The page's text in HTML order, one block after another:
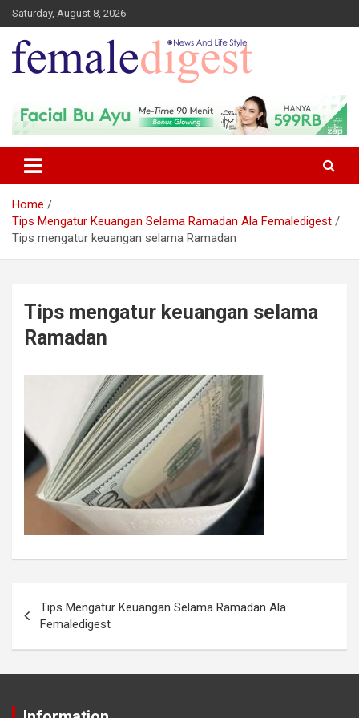
Saturday, August 8, 2026
Female Digest
Home
Tips Mengatur Keuangan Selama Ramadan Ala Femaledigest
Tips mengatur keuangan selama Ramadan
Tips mengatur keuangan selama
Ramadan
Tips Mengatur Keuangan Selama Ramadan Ala
Femaledigest